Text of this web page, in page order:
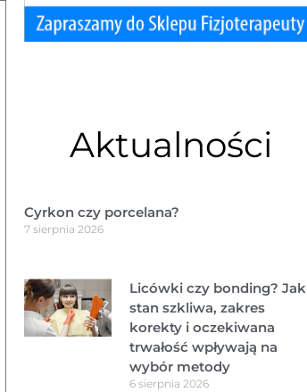
Aktualności
Cyrkon czy porcelana?
7 sierpnia 2026
Licówki czy bonding? Jak
stan szkliwa, zakres
korekty i oczekiwana
trwałość wpływają na
wybór metody
6 sierpnia 2026